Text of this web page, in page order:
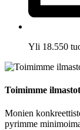
Yli 18.550
Toimimme
Monien
pyrimme